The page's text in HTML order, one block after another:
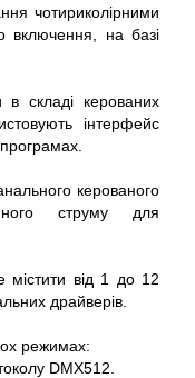
чотириколірними
включення, на базі
складі керованих
інтерфейс
керованого
струму для
від 1 до 12
драйверів.
режимах:
DMX512.